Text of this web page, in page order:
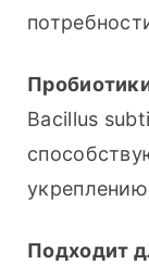
Bacillus
Подходит